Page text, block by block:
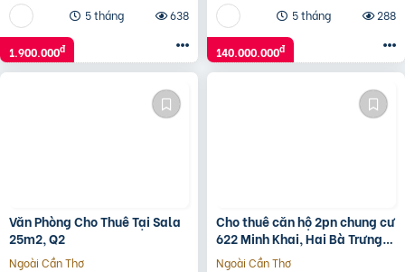
5 tháng
638
1.900.000đ
5 tháng
288
140.000.000đ
Văn Phòng Cho Thuê Tại Sala
25m2, Q2
Ngoài Cần Thơ
Cho thuê căn hộ 2pn chung cư
622 Minh Khai, Hai Bà Trưng.
Giá 8.x Triệu
Ngoài Cần Thơ